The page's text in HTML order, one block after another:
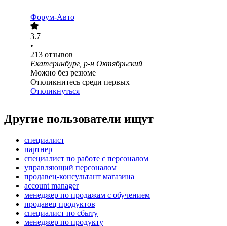
Форум-Авто
3.7
•
213 отзывов
Екатеринбург, р-н Октябрьский
Можно без резюме
Откликнитесь среди первых
Откликнуться
Другие пользователи ищут
специалист
партнер
специалист по работе с персоналом
управляющий персоналом
продавец-консультант магазина
account manager
менеджер по продажам с обучением
продавец продуктов
специалист по сбыту
менеджер по продукту